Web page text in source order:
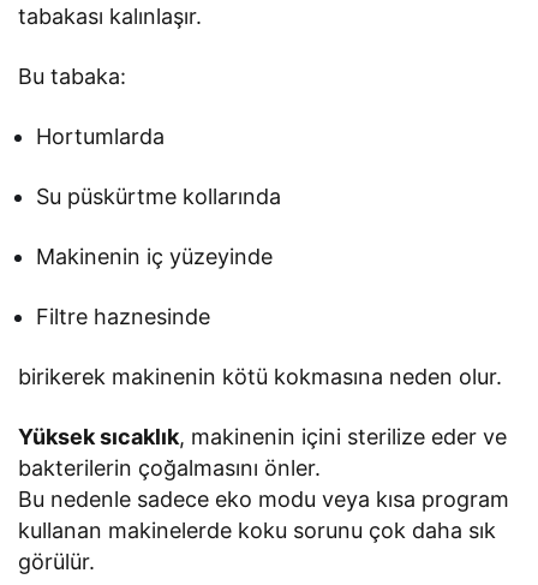
tabakası kalınlaşır.
Bu tabaka:
Hortumlarda
Su püskürtme kollarında
Makinenin iç yüzeyinde
Filtre haznesinde
birikerek makinenin kötü kokmasına neden olur.
Yüksek sıcaklık, makinenin içini sterilize eder ve
bakterilerin çoğalmasını önler.
Bu nedenle sadece eko modu veya kısa program
kullanan makinelerde koku sorunu çok daha sık
görülür.